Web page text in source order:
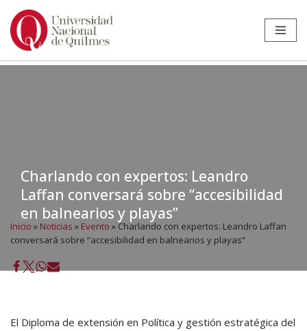
Ir
Charlando con expertos: Leandro
Laffan conversará sobre “accesibilidad
en balnearios y playas”
Inicio » Noticias » Evento »Charlando con expertos: Leandro Laffan
conversará sobre “accesibilidad en balnearios y playas”
El Diploma de extensión en Política y gestión estratégica del